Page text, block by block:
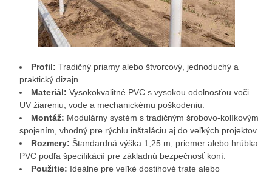
Profil: Tradičný priamy alebo štvorcový, jednoduchý a
praktický dizajn.
Materiál: Vysokokvalitné PVC s vysokou odolnosťou voči
UV žiareniu, vode a mechanickému poškodeniu.
Montáž: Modulárny systém s tradičným šrobovo‑kolíkovým
spojením, vhodný pre rýchlu inštaláciu aj do veľkých projektov.
Rozmery: Štandardná výška 1,25 m, priemer alebo hrúbka
PVC podľa špecifikácií pre základnú bezpečnosť koní.
Použitie: Ideálne pre veľké dostihové trate alebo